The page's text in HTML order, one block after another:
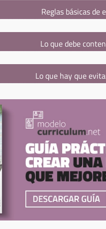
Reglas básicas de
Lo que debe
Lo que hay que